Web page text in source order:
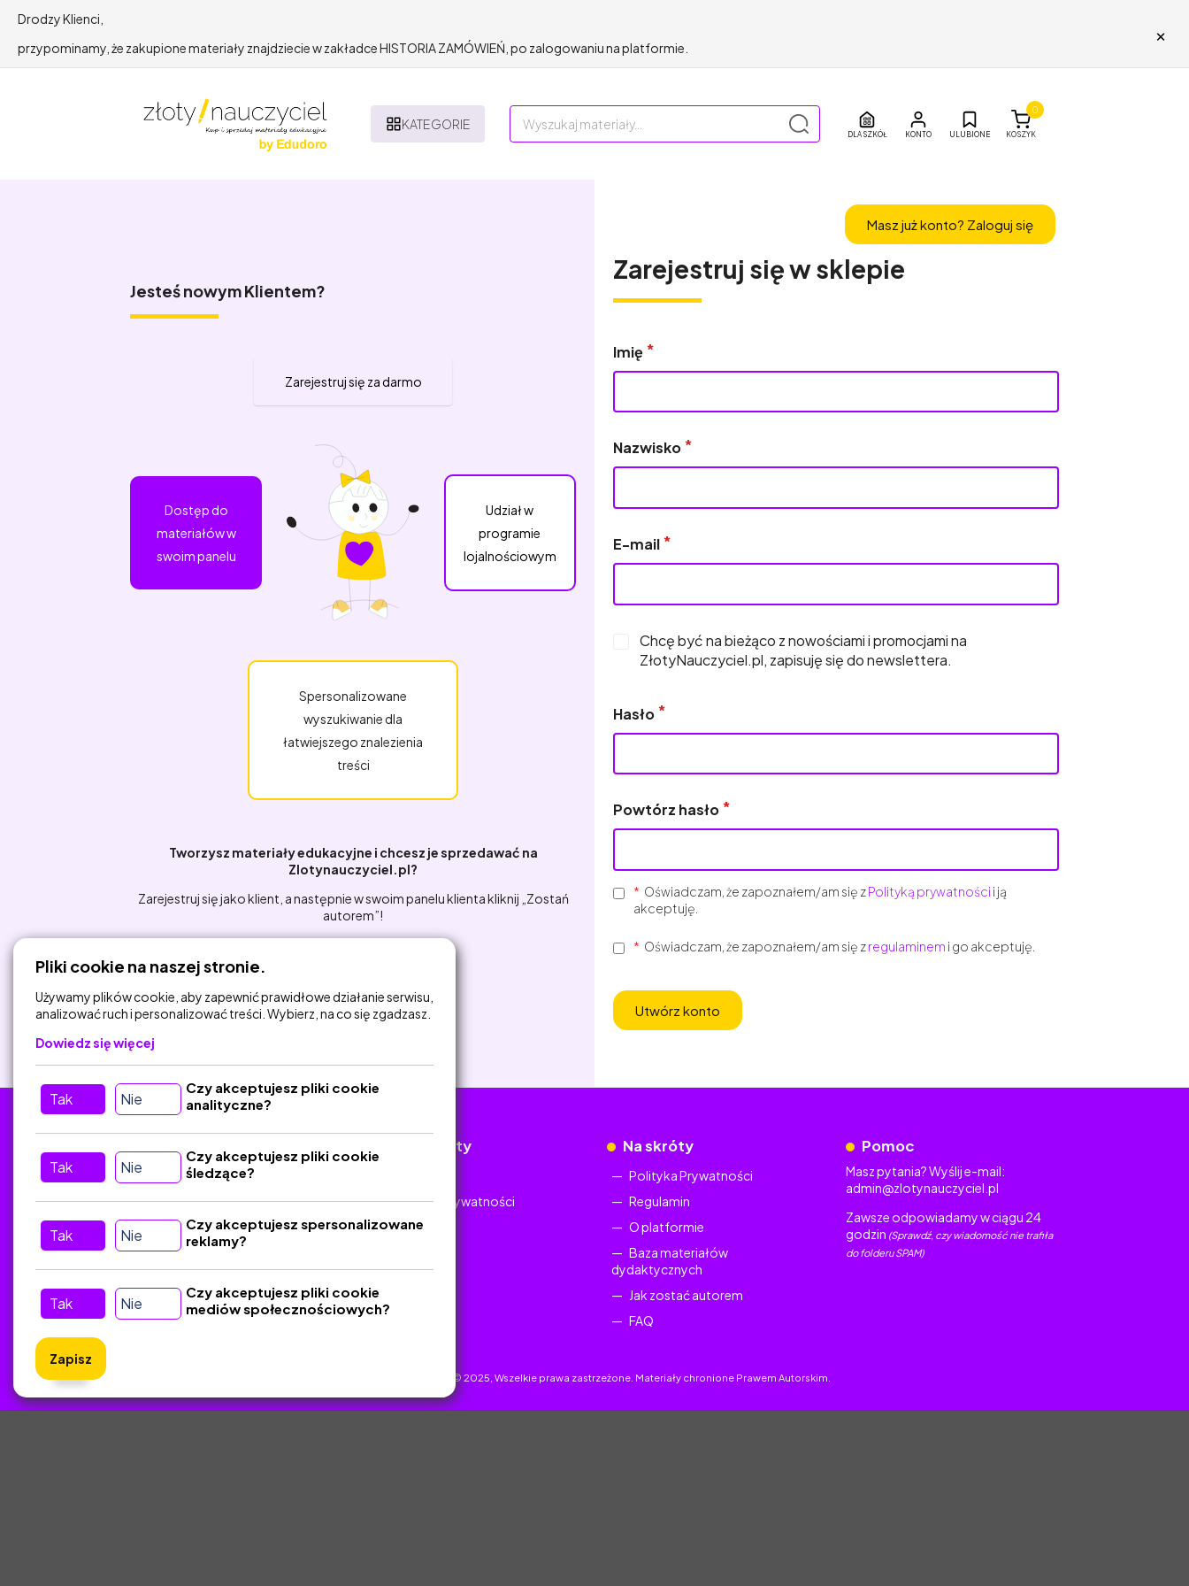
Drodzy Klienci,
przypominamy, że zakupione materiały znajdziecie w zakładce HISTORIA ZAMÓWIEŃ, po zalogowaniu na platformie.
×
KATEGORIE
DLA SZKÓŁ ULUBIONE KOSZYK
0
Jesteś nowym Klientem?
Zarejestruj się za darmo
Dostęp do
materiałów w
swoim panelu
Udział w
programie
lojalnościowym
Spersonalizowane
wyszukiwanie dla
łatwiejszego znalezienia
treści
Tworzysz materiały edukacyjne i chcesz je sprzedawać na
Zlotynauczyciel.pl?
Zarejestruj się jako klient, a następnie w swoim panelu klienta kliknij „Zostań
autorem”!
Masz już konto? Zaloguj się
Zarejestruj się w sklepie
Imię
Nazwisko
E-mail
Chcę być na bieżąco z nowościami i promocjami na
ZłotyNauczyciel.pl, zapisuję się do newslettera.
Hasło
Powtórz hasło
Oświadczam, że zapoznałem/am się zPolityką prywatności i ją
akceptuję.
Oświadczam, że zapoznałem/am się zregulaminem i go akceptuję.
Utwórz konto
Kontakt
Dokumenty
Polityka Prywatności
Na skróty
Polityka Prywatności
Regulamin
O platformie
Baza materiałów
dydaktycznych
Jak zostać autorem
FAQ
Pomoc
Masz pytania? Wyślij e-mail:
admin@zlotynauczyciel.pl
Zawsze odpowiadamy w ciągu 24
godzin (Sprawdź, czy wiadomość nie trafiła
do folderu SPAM)
ZlotyNauczyciel.pl © 2025, Wszelkie prawa zastrzeżone. Materiały chronione Prawem Autorskim.
Pliki cookie na naszej stronie.
Używamy plików cookie, aby zapewnić prawidłowe działanie serwisu,
analizować ruch i personalizować treści. Wybierz, na co się zgadzasz.
Dowiedz się więcej
Tak Nie
Czy akceptujesz pliki cookie
analityczne?
Tak Nie
Czy akceptujesz pliki cookie
śledzące?
Tak Nie
Czy akceptujesz spersonalizowane
reklamy?
Tak Nie
Czy akceptujesz pliki cookie
mediów społecznościowych?
Zapisz